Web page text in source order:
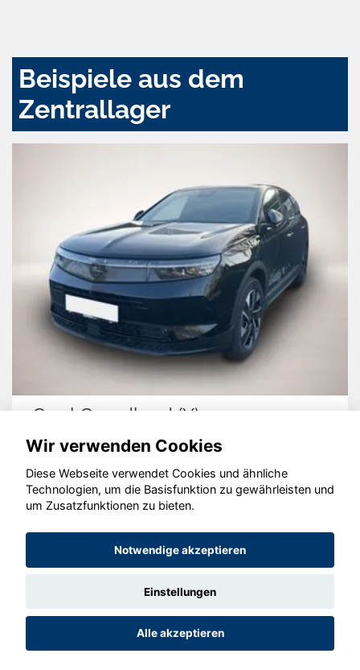
Beispiele aus dem
Zentrallager
Opel Grandland (X)
© konjunkturmotor.de GmbH 2020 - 2026
Wir verwenden Cookies
Diese Webseite verwendet Cookies und ähnliche
Technologien, um die Basisfunktion zu gewährleisten und
um Zusatzfunktionen zu bieten.
Notwendige akzeptieren
Einstellungen
Alle akzeptieren